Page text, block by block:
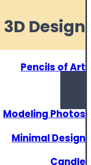
3D Design
Pencils of Art
Modeling Photos
Minimal Design
Candle